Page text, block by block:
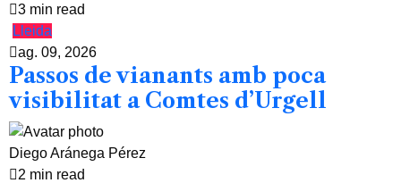
3 min read
Lleida
ag. 09, 2026
Passos de vianants amb poca
visibilitat a Comtes d’Urgell
Diego Aránega Pérez
2 min read